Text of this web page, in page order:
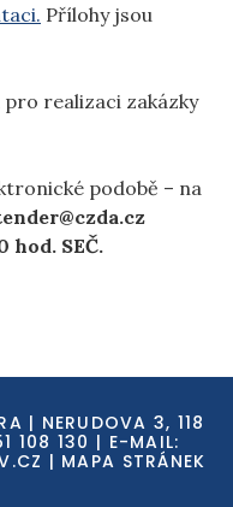
Přílohy jsou
realizaci zakázky
podobě – na
hod. SEČ.
| NERUDOVA 3, 118
108 130 | E-MAIL:
| MAPA STRÁNEK